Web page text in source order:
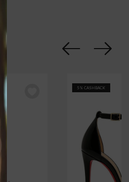
Metalizado
Prateado
5% CASHBACK